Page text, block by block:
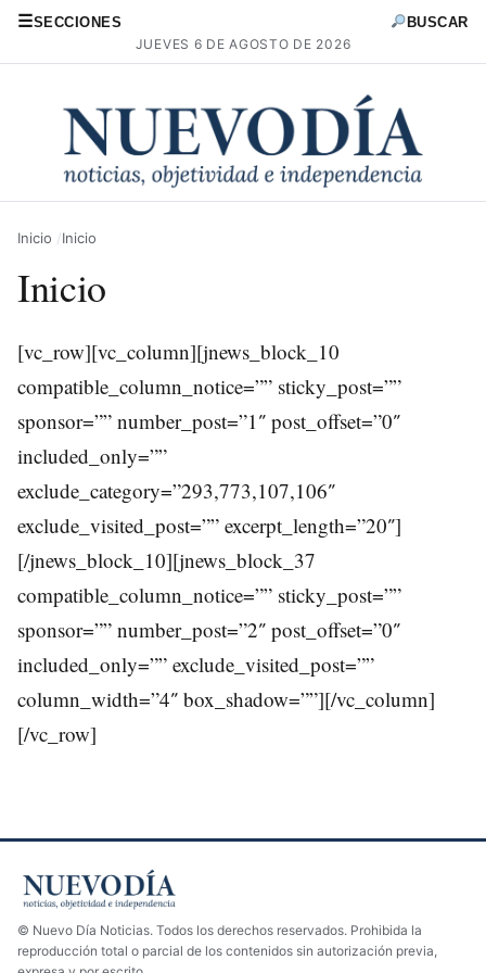
☰SECCIONES
JUEVES 6 DE AGOSTO DE 2026
BUSCAR
Inicio Inicio
Inicio
[vc_row][vc_column][jnews_block_10
compatible_column_notice=”” sticky_post=””
sponsor=”” number_post=”1″ post_offset=”0″
included_only=””
exclude_category=”293,773,107,106″
exclude_visited_post=”” excerpt_length=”20″]
[/jnews_block_10][jnews_block_37
compatible_column_notice=”” sticky_post=””
sponsor=”” number_post=”2″ post_offset=”0″
included_only=”” exclude_visited_post=””
column_width=”4″ box_shadow=””][/vc_column]
[/vc_row]
© Nuevo Día Noticias. Todos los derechos reservados. Prohibida la
reproducción total o parcial de los contenidos sin autorización previa,